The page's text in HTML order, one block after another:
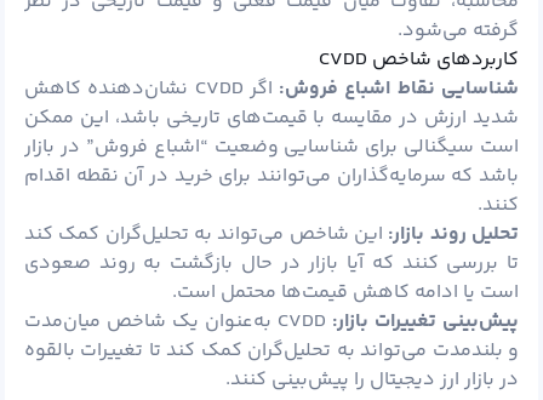
گرفته می‌شود.
کاربردهای شاخص CVDD
شناسایی نقاط اشباع فروش:
اگر CVDD نشان‌دهنده کاهش
شدید ارزش در مقایسه با قیمت‌های تاریخی باشد، این ممکن
است سیگنالی برای شناسایی وضعیت “اشباع فروش” در بازار
باشد که سرمایه‌گذاران می‌توانند برای خرید در آن نقطه اقدام
کنند.
تحلیل روند بازار: این شاخص می‌تواند به تحلیل‌گران کمک کند
تا بررسی کنند که آیا بازار در حال بازگشت به روند صعودی
است یا ادامه کاهش قیمت‌ها محتمل است.
پیش‌بینی تغییرات بازار:
CVDD به‌عنوان یک شاخص میان‌مدت
و بلندمدت می‌تواند به تحلیل‌گران کمک کند تا تغییرات بالقوه
در بازار ارز دیجیتال را پیش‌بینی کنند.